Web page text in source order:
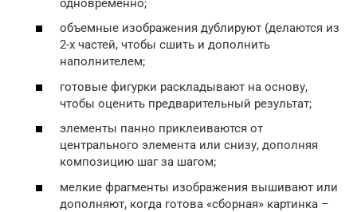
одновременно;
объемные изображения дублируют (делаются из
2-х частей, чтобы сшить и дополнить
наполнителем;
готовые фигурки раскладывают на основу,
чтобы оценить предварительный результат;
элементы панно приклеиваются от
центрального элемента или снизу, дополняя
композицию шаг за шагом;
мелкие фрагменты изображения вышивают или
дополняют, когда готова «сборная» картинка –